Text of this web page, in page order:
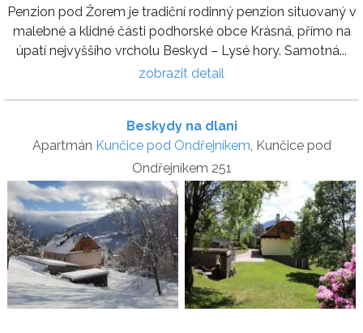
Penzion pod Žorem je tradiční rodinný penzion situovaný v
malebné a klidné části podhorské obce Krásná, přímo na
úpatí nejvyššího vrcholu Beskyd – Lysé hory. Samotná...
zobrazit detail
Beskydy na dlani
Apartmán Kunčice pod Ondřejníkem, Kunčice pod
Ondřejníkem 251